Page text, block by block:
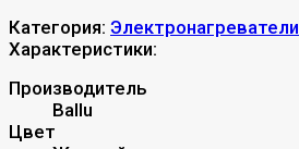
Категория: Электронагреватели
Характеристики:
Производитель
Ballu
Цвет